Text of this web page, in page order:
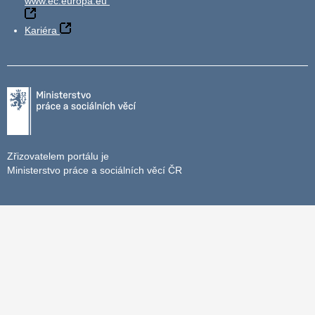
Kariéra
Zřizovatelem portálu je
Ministerstvo práce a sociálních věcí ČR